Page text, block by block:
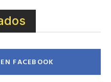
FACEBOOK